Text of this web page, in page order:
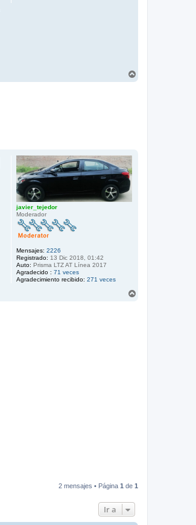
javier_tejedor
Moderador
Mensajes: 2226
Registrado: 13 Dic 2018, 01:42
Auto: Prisma LTZ AT Línea 2017
Agradecido : 71 veces
Agradecimiento recibido: 271 veces
2 mensajes • Página 1 de 1
Ir a